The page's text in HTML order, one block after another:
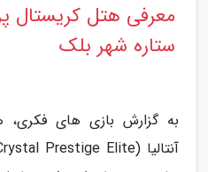
ستاره شهر بلک
به گزارش بازی های فکری،